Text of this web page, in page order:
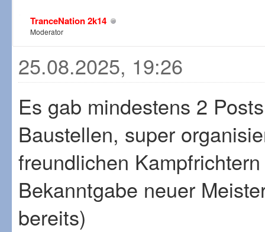
TranceNation 2k14
Moderator
25.08.2025, 19:26
Es gab mindestens 2
Baustellen, super
freundlichen
Bekanntgabe neuer
bereits)